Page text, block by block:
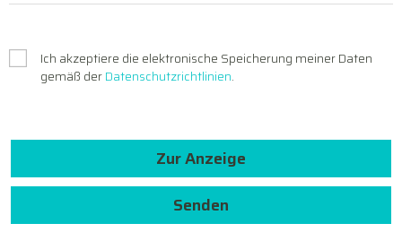
Ich akzeptiere die elektronische Speicherung meiner Daten
gemäß derDatenschutzrichtlinien.
Zur Anzeige
Senden